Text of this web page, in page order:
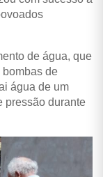
de água, que
de
água de um
pressão durante